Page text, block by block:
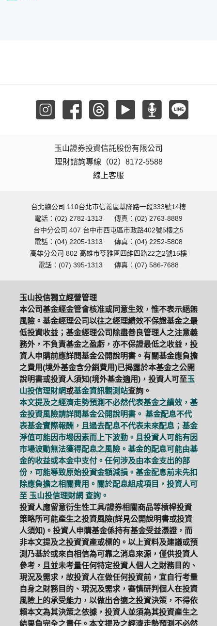
玉山證券投資信託股份有限公司
理財諮詢專線（02）8172-5588
線上客服
台北總公司 110台北市信義區基隆路一段333號14樓
電話：(02) 2782-1313
傳真：(02) 2763-8889
台中分公司 407 台中市西屯區市政路402號5樓之5
電話：(04) 2205-1313
傳真：(04) 2252-5808
高雄分公司 802 高雄市苓雅區四維四路22之2號15樓
電話：(07) 395-1313
傳真：(07) 586-7688
玉山投信獨立經營管理
本公司基金經金管會核准或同意生效，惟不表示絕無
風險。基金經理公司以往之經理績效不保證基金之最
低投資收益；基金經理公司除盡善良管理人之注意義
務外，不負責基金之盈虧，亦不保證最低之收益，投
資人申購前應詳閱基金公開說明書。有關基金應負擔
之費用(境外基金含分銷費用)已揭露於本基金之公開
說明書或投資人須知(境外基金適用)，投資人可至玉
山投信理財網或基金資訊觀測站查詢。
本文提及之經濟走勢預測不必然代表基金之績效，基
金投資風險請詳閱基金公開說明書。 基金配息不代
表基金實際報酬，且過去配息不代表未來配息；基金
淨值可能因市場因素而上下波動。且投資人可能有因
市場波動無法獲得配息之風險。基金的配息可能由基
金的收益或本金中支付。任何涉及由本金支出的部
份，可能導致原始投資金額減損。基金配息前未先扣
除應負擔之相關費用。關於配息組成項目，投資人可
至 玉山投信理財網 查詢。
投資人應留意衍生性工具/證券相關商品等槓桿投資
策略所可能產生之投資風險(詳見公開說明書或投資
人須知)。投資人申購基金係持有基金受益憑證，而
非本文提及之投資資產或標的。以上資料及建議或預
測乃基於或來自相信為可靠之消息來源，僅供投資人
參考，且並未考量任何特定投資人個人之財務目的、
現況及需求，故投資人在做任何投資前，宜自行考量
自身之財務目的、現況及需求，審慎研判個人在投資
風險上的承受能力，以做出合適之投資決策，不得依
賴本文為其決策之依據，投資人並須為其投資產生之
結果負完全之責任。本文提及之經濟走勢預測不必然